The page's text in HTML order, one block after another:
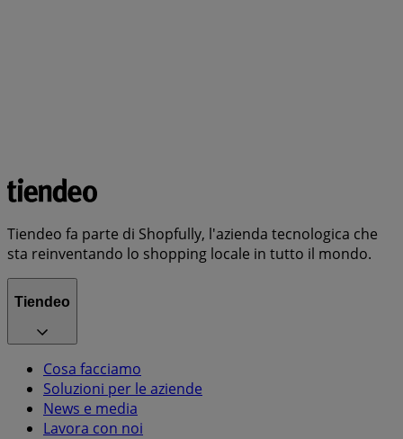
Tiendeo fa parte di Shopfully, l'azienda tecnologica che
sta reinventando lo shopping locale in tutto il mondo.
Tiendeo
Cosa facciamo
Soluzioni per le aziende
News e media
Lavora con noi